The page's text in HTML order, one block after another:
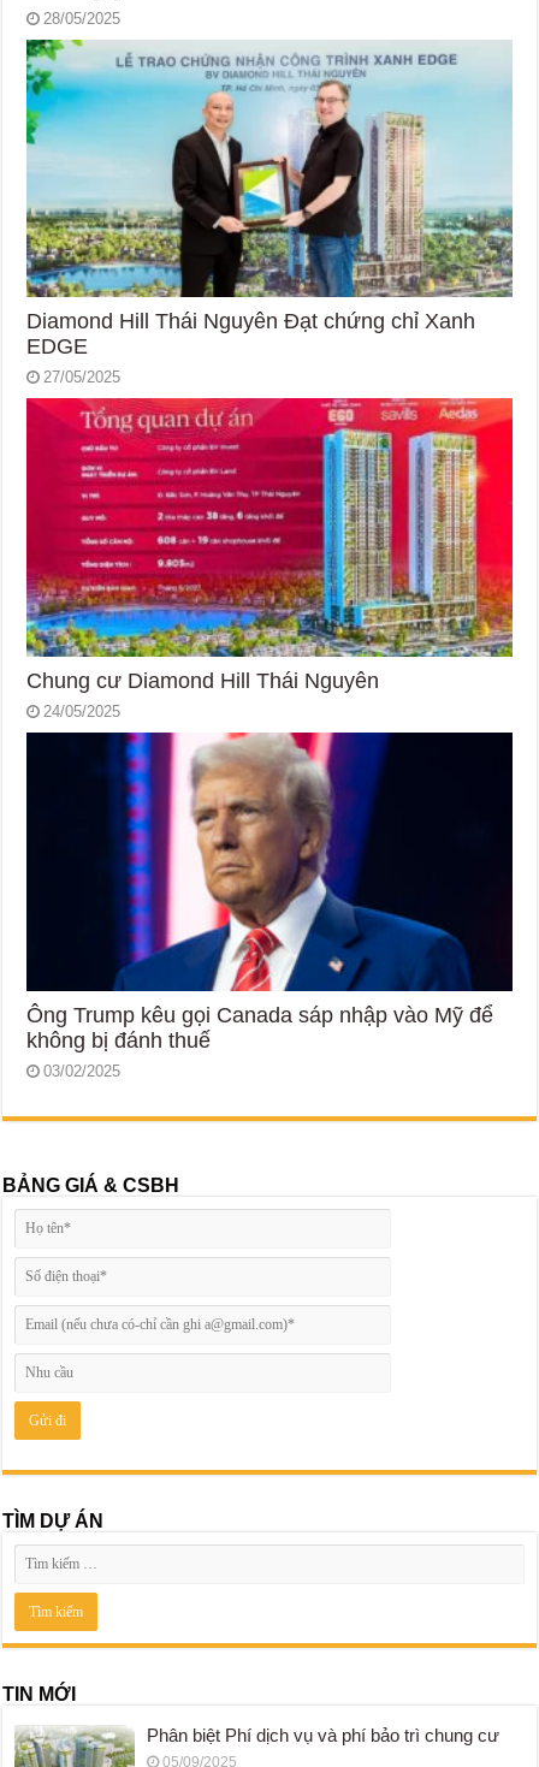
28/05/2025
Diamond Hill Thái Nguyên Đạt chứng chỉ Xanh
EDGE
27/05/2025
Chung cư Diamond Hill Thái Nguyên
24/05/2025
Ông Trump kêu gọi Canada sáp nhập vào Mỹ để
không bị đánh thuế
03/02/2025
BẢNG GIÁ & CSBH
TÌM DỰ ÁN
TIN MỚI
Phân biệt Phí dịch vụ và phí bảo trì chung cư
05/09/2025